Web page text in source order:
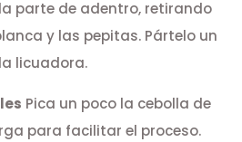
parte de adentro, retirando
y las pepitas. Pártelo un
licuadora.
Pica un poco la cebolla de
para facilitar el proceso.